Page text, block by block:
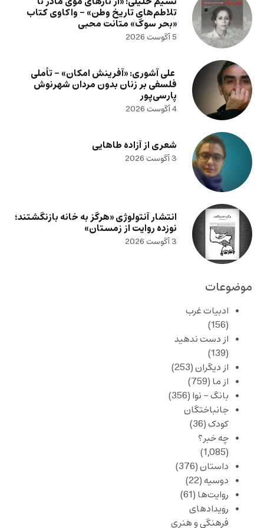
تلاطم‌های تاریخ وطن» – واکاوی کتاب
«بحر سوگ» متانت محبی
5 آگوست 2026
علی آشوری: «آفرینش امکان» – تأملی
فلسفی بر زنان بدون مردان شهرنوش
پارسی‌پور
4 آگوست 2026
شعری از آزاده طاهایی
3 آگوست 2026
انتشار آنتولوژی «هرگز به خانه بازنگشتند؛
نوزده روایت از زمستان»
3 آگوست 2026
موضوعات
ادبیات غرب
(156)
از دست ندهید
(139)
از دیگران(253)
از ما (759)
بانگ – نوا (356)
جانباختگان
کودک(36)
چه خبر؟
(1,085)
داستان(376)
دوسیه(22)
روایت‌ها (61)
رویدادهای
فرهنگی و هنری